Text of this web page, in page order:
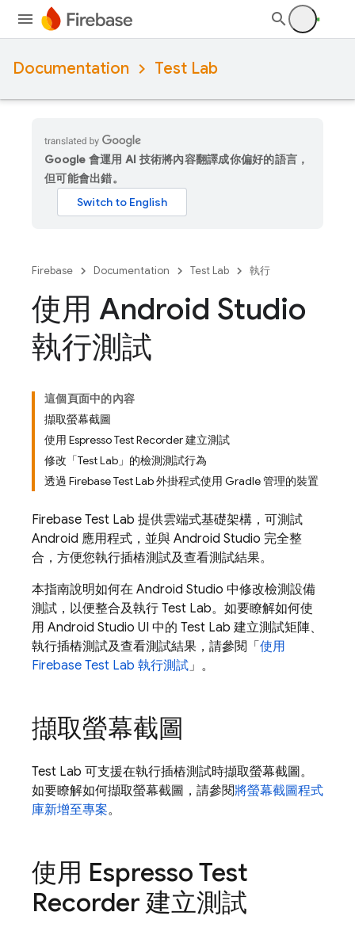
Documentation Test Lab
Google 會運用 AI 技術將內容翻譯成你偏好的語言，
但可能會出錯。
Firebase Documentation Test Lab 執行
使用 Android Studio
執行測試
這個頁面中的內容
擷取螢幕截圖
使用 Espresso Test Recorder 建立測試
修改「Test Lab」的檢測測試行為
透過 Firebase Test Lab 外掛程式使用 Gradle 管理的裝置
Firebase Test Lab 提供雲端式基礎架構，可測試
Android 應用程式，並與 Android Studio 完全整
合，方便您執行插樁測試及查看測試結果。
本指南說明如何在 Android Studio 中修改檢測設備
測試，以便整合及執行 Test Lab。如要瞭解如何使
用 Android Studio UI 中的 Test Lab 建立測試矩陣、
執行插樁測試及查看測試結果，請參閱「 使用
Firebase Test Lab 執行測試」。
擷取螢幕截圖
Test Lab 可支援在執行插樁測試時擷取螢幕截圖。
如要瞭解如何擷取螢幕截圖，請參閱將螢幕截圖程式
庫新增至專案。
使用 Espresso Test
Recorder 建立測試